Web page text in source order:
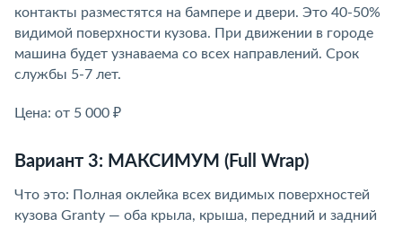
контакты разместятся на бампере и двери. Это 40-50%
видимой поверхности кузова. При движении в городе
машина будет узнаваема со всех направлений. Срок
службы 5-7 лет.
Цена: от 5 000 ₽
Вариант 3: МАКСИМУМ (Full Wrap)
Что это: Полная оклейка всех видимых поверхностей
кузова Granty — оба крыла, крыша, передний и задний